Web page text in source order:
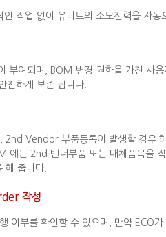
작업 없이 유니트의 소모전력을 자동
부여되며, BOM 변경 권한을 가진 사
전하게 보존 됩니다.
2nd Vendor 부품등록이 발생할 경우
에는 2nd 벤더부품 또는 대체품목을
해 줍니다.
작성
여부를 확인할 수 있으며, 만약 ECO